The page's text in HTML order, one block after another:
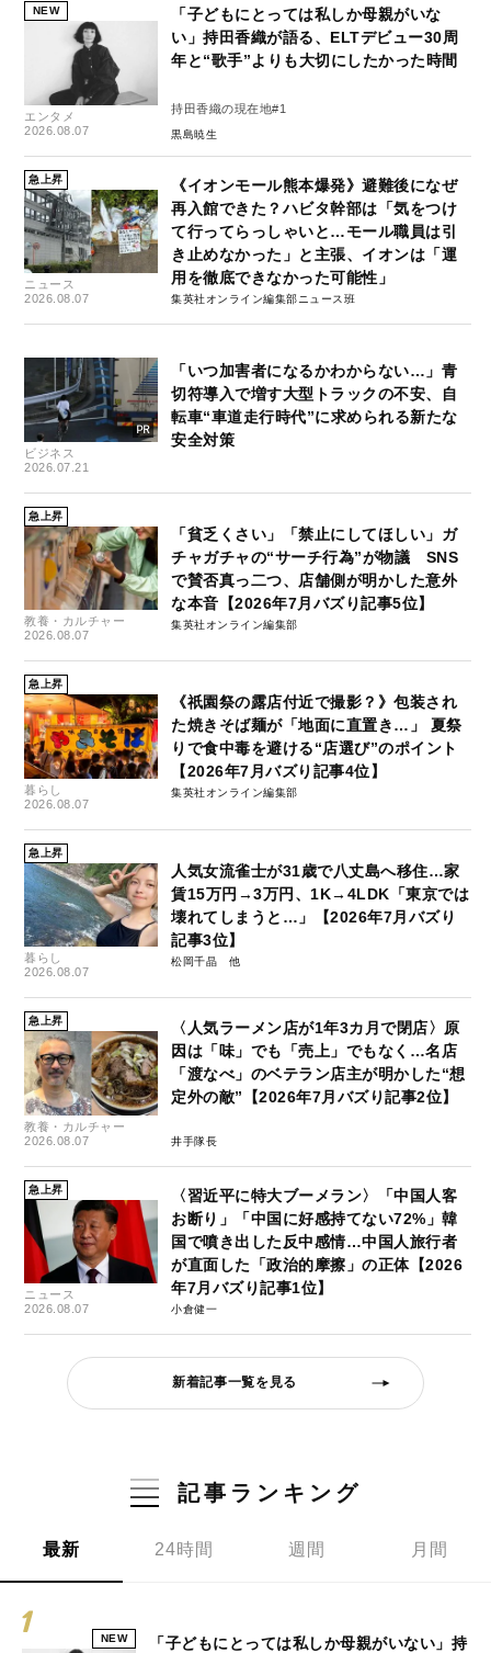
NEW
エンタメ
2026.08.07
「子どもにとっては私しか母親がいな
い」持田香織が語る、ELTデビュー30周
年と“歌手”よりも大切にしたかった時間
持田香織の現在地#1
黒島暁生
急上昇
ニュース
2026.08.07
《イオンモール熊本爆発》避難後になぜ
再入館できた？ハビタ幹部は「気をつけ
て行ってらっしゃいと…モール職員は引
き止めなかった」と主張、イオンは「運
用を徹底できなかった可能性」
集英社オンライン編集部ニュース班
ビジネス
2026.07.21
「いつ加害者になるかわからない…」青
切符導入で増す大型トラックの不安、自
転車“車道走行時代”に求められる新たな
安全対策
急上昇
教養・カルチャー
2026.08.07
「貧乏くさい」「禁止にしてほしい」ガ
チャガチャの“サーチ行為”が物議 SNS
で賛否真っ二つ、店舗側が明かした意外
な本音【2026年7月バズり記事5位】
集英社オンライン編集部
急上昇
暮らし
2026.08.07
《祇園祭の露店付近で撮影？》包装され
た焼きそば麺が「地面に直置き…」 夏祭
りで食中毒を避ける“店選び”のポイント
【2026年7月バズり記事4位】
集英社オンライン編集部
急上昇
暮らし
2026.08.07
人気女流雀士が31歳で八丈島へ移住…家
賃15万円→3万円、1K→4LDK「東京では
壊れてしまうと…」【2026年7月バズり
記事3位】
松岡千晶
急上昇
教養・カルチャー
2026.08.07
〈人気ラーメン店が1年3カ月で閉店〉原
因は「味」でも「売上」でもなく…名店
「渡なべ」のベテラン店主が明かした“想
定外の敵”【2026年7月バズり記事2位】
井手隊長
急上昇
ニュース
2026.08.07
〈習近平に特大ブーメラン〉「中国人客
お断り」「中国に好感持てない72%」韓
国で噴き出した反中感情…中国人旅行者
が直面した「政治的摩擦」の正体【2026
年7月バズり記事1位】
小倉健一
新着記事一覧を見る
記事ランキング
最新 24時間 週間 月間
NEW
「子どもにとっては私しか母親がいない」持